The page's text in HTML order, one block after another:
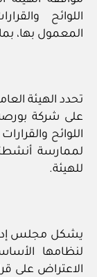
اللوائح
المعمول بها،
تحدد الهيئة
على شركة
اللوائح
لممارسة
للهيئة.
يشكل مجلس
لنظامها